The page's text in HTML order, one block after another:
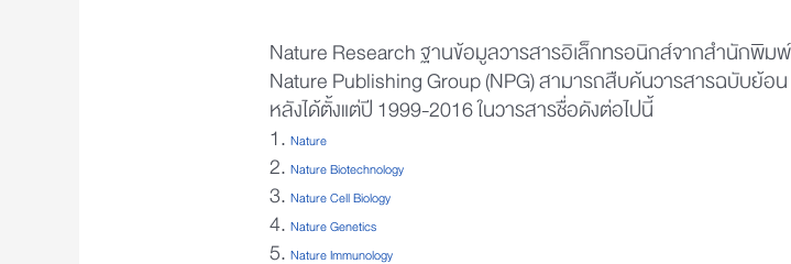
Nature Research ฐานข้อมูลวารสารอิเล็กทรอนิกส์จากสำนักพิมพ์
Nature Publishing Group (NPG) สามารถสืบค้นวารสารฉบับย้อน
หลังได้ตั้งแต่ปี 1999-2016 ในวารสารชื่อดังต่อไปนี้
1. Nature
2. Nature Biotechnology
3. Nature Cell Biology
4. Nature Genetics
5. Nature Immunology